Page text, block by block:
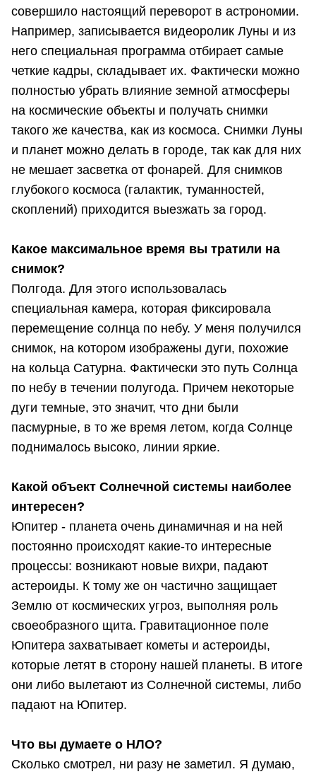
совершило настоящий переворот в астрономии.
Например, записывается видеоролик Луны и из
него специальная программа отбирает самые
четкие кадры, складывает их. Фактически можно
полностью убрать влияние земной атмосферы
на космические объекты и получать снимки
такого же качества, как из космоса. Снимки Луны
и планет можно делать в городе, так как для них
не мешает засветка от фонарей. Для снимков
глубокого космоса (галактик, туманностей,
скоплений) приходится выезжать за город.
Какое максимальное время вы тратили на
снимок?
Полгода. Для этого использовалась
специальная камера, которая фиксировала
перемещение солнца по небу. У меня получился
снимок, на котором изображены дуги, похожие
на кольца Сатурна. Фактически это путь Солнца
по небу в течении полугода. Причем некоторые
дуги темные, это значит, что дни были
пасмурные, в то же время летом, когда Солнце
поднималось высоко, линии яркие.
Какой объект Солнечной системы наиболее
интересен?
Юпитер - планета очень динамичная и на ней
постоянно происходят какие-то интересные
процессы: возникают новые вихри, падают
астероиды. К тому же он частично защищает
Землю от космических угроз, выполняя роль
своеобразного щита. Гравитационное поле
Юпитера захватывает кометы и астероиды,
которые летят в сторону нашей планеты. В итоге
они либо вылетают из Солнечной системы, либо
падают на Юпитер.
Что вы думаете о НЛО?
Сколько смотрел, ни разу не заметил. Я думаю,